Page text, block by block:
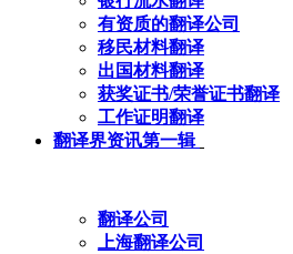
有资质的翻译公司
移民材料翻译
出国材料翻译
获奖证书/荣誉证书翻译
工作证明翻译
翻译界资讯第一辑
翻译公司
上海翻译公司